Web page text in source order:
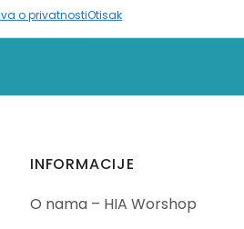
o privatnostiOtisak
INFORMACIJE
O nama – HIA Worshop